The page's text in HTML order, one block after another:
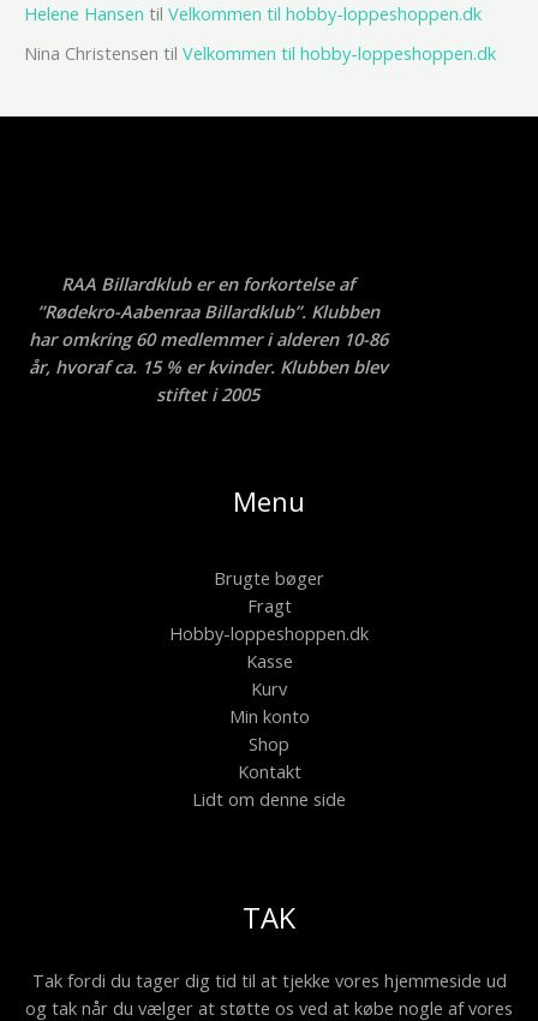
Helene Hansen til Velkommen til hobby-loppeshoppen.dk
Nina Christensen til Velkommen til hobby-loppeshoppen.dk
RAA Billardklub er en forkortelse af
”Rødekro-Aabenraa Billardklub”. Klubben
har omkring 60 medlemmer i alderen 10-86
år, hvoraf ca. 15 % er kvinder. Klubben blev
stiftet i 2005
Menu
Brugte bøger
Fragt
Hobby-loppeshoppen.dk
Kasse
Kurv
Min konto
Shop
Kontakt
Lidt om denne side
TAK
Tak fordi du tager dig tid til at tjekke vores hjemmeside ud
og tak når du vælger at støtte os ved at købe nogle af vores